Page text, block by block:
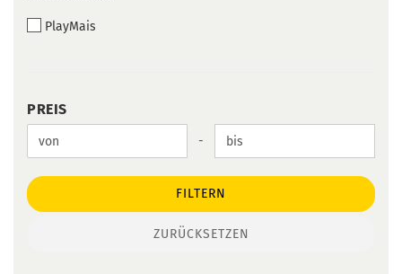
PlayMais
PREIS
PREIS
Preis bis -
FILTERN
ZURÜCKSETZEN